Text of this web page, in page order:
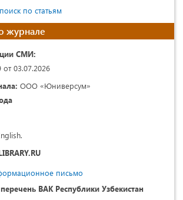
по статьям
журнале
СМИ:
03.07.2026
ООО «Юниверсум»
письмо
ВАК Республики Узбекистан